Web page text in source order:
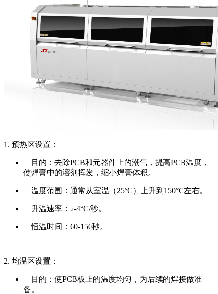
1. 预热区设置：
目的：去除PCB和元器件上的潮气，提高PCB温度，
使焊膏中的溶剂挥发，缩小焊膏体积。
温度范围：通常从室温（25°C）上升到150°C左右。
升温速率：2-4°C/秒。
恒温时间：60-150秒。
2. 均温区设置：
目的：使PCB板上的温度均匀，为后续的焊接做准
备。